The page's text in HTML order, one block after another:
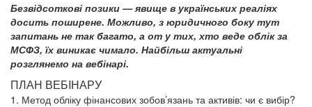
Безвідсоткові позики — явище в українських реаліях
досить поширене. Можливо, з юридичного боку тут
запитань не так багато, а от у тих, хто веде облік за
МСФЗ, їх виникає чимало. Найбільш актуальні
розглянемо на вебінарі.
ПЛАН ВЕБIНАРУ
1. Метод обліку фінансових зобов’язань та активів: чи є вибір?